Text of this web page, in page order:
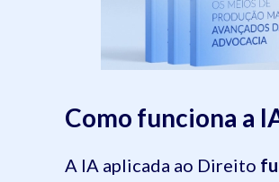
Como funciona a
A IA aplicada ao Direito